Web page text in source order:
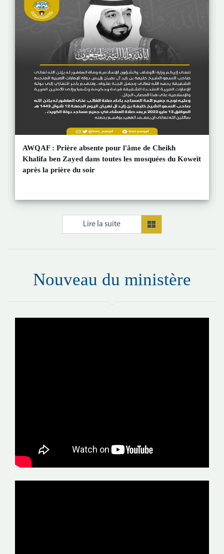
AWQAF : Prière absente pour l'âme de Cheikh
Khalifa ben Zayed dans toutes les mosquées du Koweït
après la prière du soir
Nouveau du ministère